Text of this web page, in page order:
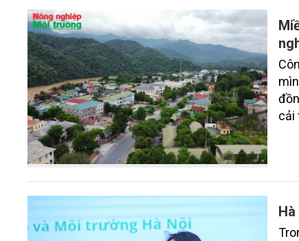
cải